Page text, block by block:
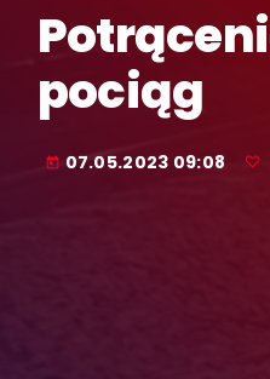
pociąg
today 07.05.2023 09:08